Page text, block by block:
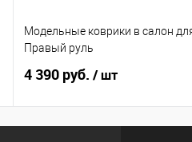
Модельные коврики в салон
Правый руль
4 390 руб. / шт